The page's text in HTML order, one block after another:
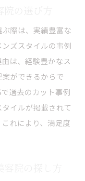
際は、実績豊富な
ズスタイルの事例
は、経験豊かなス
ができるからで
過去のカット事例
イルが掲載されて
れにより、満足度